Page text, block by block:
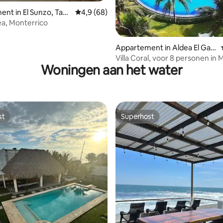
in El Sunzo, Taxi
Gemiddelde beoordeling van 4,9 uit 5, 68
4,9 (68)
Monterrico
Appartement in Aldea El Gari
ton Monterrico
Villa Coral, voor 8 personen in
Woningen aan het water
van 4,97 uit 5, 37 recensies
Superhost
Superhost